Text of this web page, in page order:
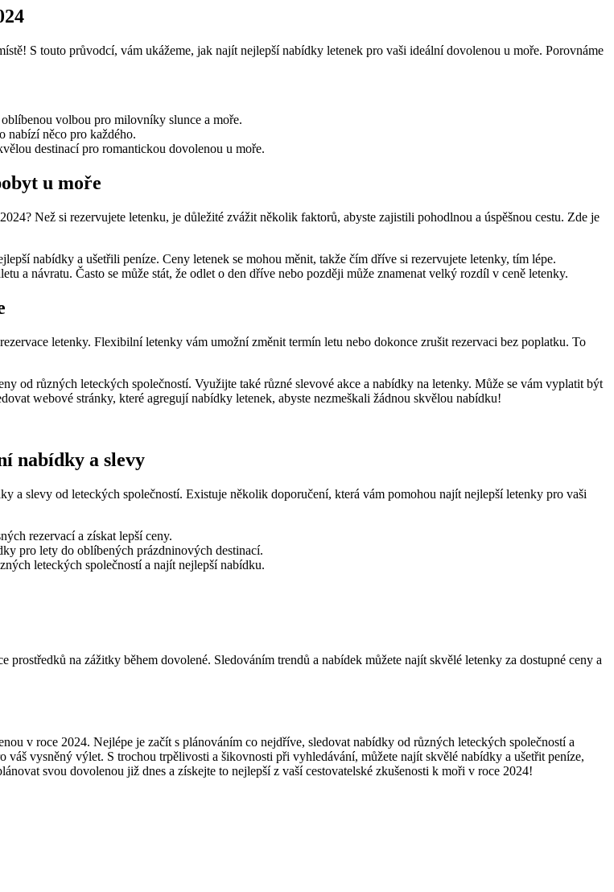
S touto ⁢průvodcí, vám ukážeme, jak najít nejlepší nabídky letenek pro ‍vaši ideální‌ dovolenou u moře. Porovnáme
volbou pro milovníky slunce a⁢ moře.
nabízí něco pro každého.
destinací pro romantickou dovolenou u moře.
u​ moře
Než⁣ si rezervujete letenku, je důležité zvážit několik⁤ faktorů, abyste​ zajistili pohodlnou a úspěšnou cestu. Zde je
nabídky ⁢a ⁢ušetřili peníze.​ Ceny letenek se⁣ mohou ​měnit, takže čím‍ dříve⁤ si rezervujete letenky, tím ‍lépe.
a návratu. Často ⁢se může ⁣stát, ⁣že‌ odlet o ⁣den dříve nebo později ​může znamenat velký rozdíl v ceně⁣ letenky.
letenky. Flexibilní letenky⁣ vám ⁤umožní změnit termín ​letu⁢ nebo dokonce zrušit‌ rezervaci bez ⁣poplatku. To
od různých ​leteckých společností. Využijte ‌také různé⁤ slevové akce a ‍nabídky‌ na⁢ letenky. Může⁣ se ‍vám ⁤vyplatit ‌být
webové⁤ stránky, které‌ agregují‌ nabídky letenek, abyste nezmeškali žádnou skvělou nabídku!
​nabídky⁤ a slevy
a slevy od leteckých ‍společností. ‍Existuje několik‍ doporučení, která ‍vám pomohou ‍najít nejlepší letenky pro vaši
rezervací a získat ​lepší ⁢ceny.
pro ⁣lety do oblíbených prázdninových destinací.
leteckých ⁣společností a najít nejlepší nabídku.
na‌ zážitky během ‌dovolené. ⁢Sledováním trendů a nabídek můžete​ najít skvělé letenky​ za dostupné ceny ‌a
v roce 2024. ‌Nejlépe je začít s⁣ plánováním ‍co nejdříve, sledovat nabídky od různých ​leteckých společností a
vysněný výlet. S trochou trpělivosti​ a šikovnosti při vyhledávání, můžete najít ⁤skvělé nabídky⁤ a ušetřit⁣ peníze,
svou dovolenou ‍již dnes a ​získejte to nejlepší z vaší cestovatelské zkušenosti k moři v roce 2024!